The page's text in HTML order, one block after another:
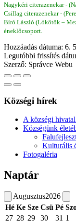
Nagykéri citerazenekar -
Csillag citerazenekar -
Bíró László (Lókötök –
éneklőcsoport.
Hozzáadás dátuma: 6.
Legutóbbi frissítés
Szerző: Správce Webu
Községi hírek
A községi
Községünk
Kulturális
Fotogaléria
Naptár
Augusztus2026
Hé Ke Sze Csü Pé
27 28 29 30 31 1